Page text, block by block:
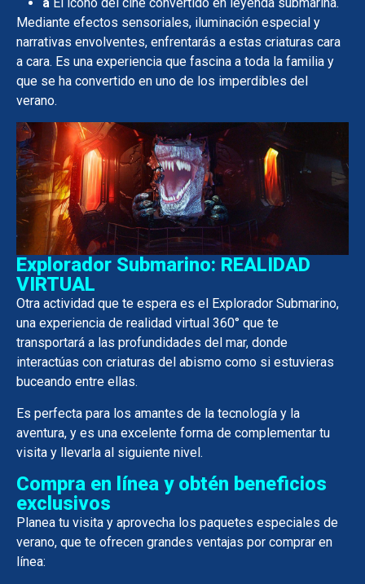
Mediante efectos sensoriales, iluminación especial y
narrativas envolventes, enfrentarás a estas criaturas cara
a cara. Es una experiencia que fascina a toda la familia y
que se ha convertido en uno de los imperdibles del
verano.
Explorador Submarino: REALIDAD
VIRTUAL
Otra actividad que te espera es el Explorador Submarino,
una experiencia de realidad virtual 360° que te
transportará a las profundidades del mar, donde
interactúas con criaturas del abismo como si estuvieras
buceando entre ellas.
Es perfecta para los amantes de la tecnología y la
aventura, y es una excelente forma de complementar tu
visita y llevarla al siguiente nivel.
Compra en línea y obtén beneficios
exclusivos
Planea tu visita y aprovecha los paquetes especiales de
verano, que te ofrecen grandes ventajas por comprar en
línea: